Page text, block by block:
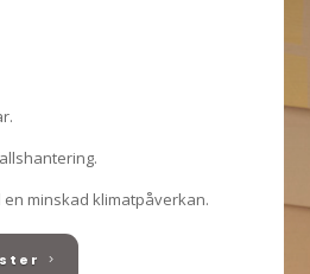
minskad klimatpåverkan.